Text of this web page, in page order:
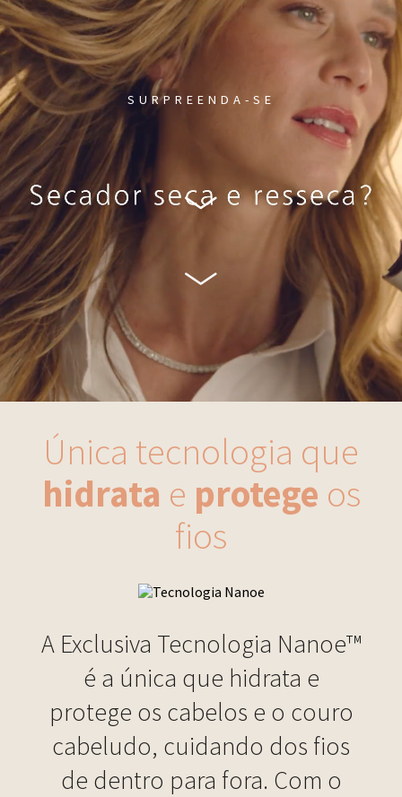
SURPREENDA-SE
Única tecnologia que
hidrata e protege os
fios
A Exclusiva Tecnologia Nanoe™
é a única que hidrata e
protege os cabelos e o couro
cabeludo, cuidando dos fios
de dentro para fora. Com o